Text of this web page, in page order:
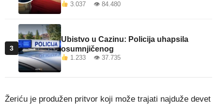
3.037 👁 84.480
3
Ubistvo u Cazinu: Policija uhapsila
osumnjičenog
1.233 👁 37.735
Žeriću je produžen pritvor koji može trajati najduže devet